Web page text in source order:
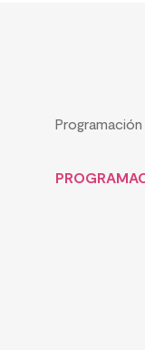
Programación